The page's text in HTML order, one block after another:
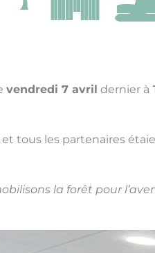
vendredi 7 avril dernier à
et tous les partenaires
la forêt pour